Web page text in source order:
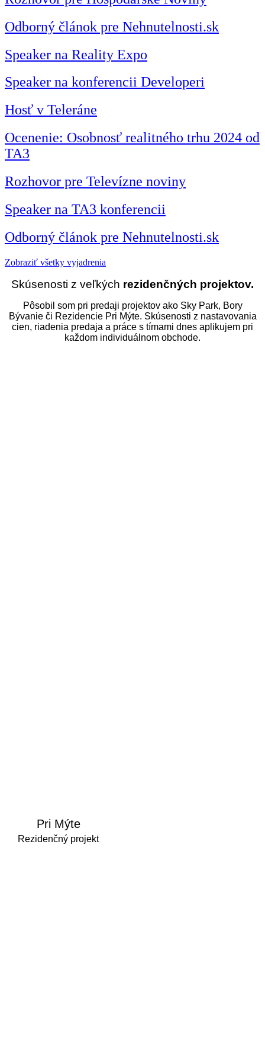
Odborný článok pre Nehnutelnosti.sk
Speaker na Reality Expo
Speaker na konferencii Developeri
Hosť v Teleráne
Ocenenie: Osobnosť realitného trhu 2024 od
TA3
Rozhovor pre Televízne noviny
Speaker na TA3 konferencii
Odborný článok pre Nehnutelnosti.sk
Zobraziť všetky vyjadrenia
Skúsenosti z veľkých rezidenčných projektov.
Pôsobil som pri predaji projektov ako Sky Park, Bory
Bývanie či Rezidencie Pri Mýte. Skúsenosti z nastavovania
cien, riadenia predaja a práce s tímami dnes aplikujem pri
každom individuálnom obchode.
Pri Mýte
Rezidenčný projekt